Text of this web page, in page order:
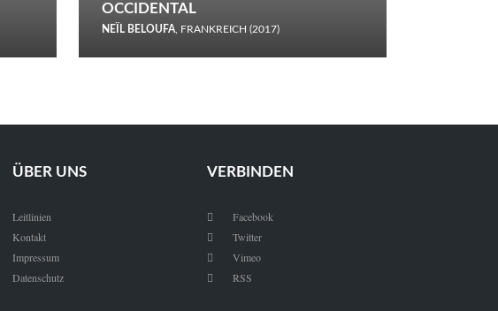
OCCIDENTAL
NEÏL BELOUFA, FRANKREICH (2017)
ÜBER UNS
Leitlinien
Kontakt
Impressum
Datenschutz
VERBINDEN
 Facebook
 Twitter
 Vimeo
 RSS